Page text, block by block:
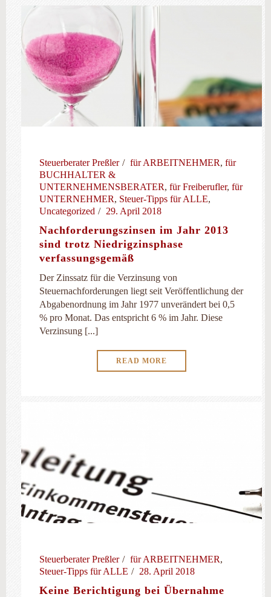
Steuerberater Preßler für ARBEITNEHMER, für
BUCHHALTER &
UNTERNEHMENSBERATER, für Freiberufler, für
UNTERNEHMER, Steuer-Tipps für ALLE,
Uncategorized
29. April 2018
Nachforderungszinsen im Jahr 2013
sind trotz Niedrigzinsphase
verfassungsgemäß
Der Zinssatz für die Verzinsung von
Steuernachforderungen liegt seit Veröffentlichung der
Abgabenordnung im Jahr 1977 unverändert bei 0,5
% pro Monat. Das entspricht 6 % im Jahr. Diese
Verzinsung [...]
READ MORE
Steuerberater Preßler für ARBEITNEHMER,
Steuer-Tipps für ALLE
28. April 2018
Keine Berichtigung bei Übernahme